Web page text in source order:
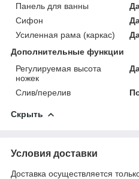
Панель для ванны
Сифон
Усиленная рама (каркас)
Дополнительные функции
Регулируемая высота
ножек
Слив/перелив
Скрыть
Условия доставки
Доставка осуществляется